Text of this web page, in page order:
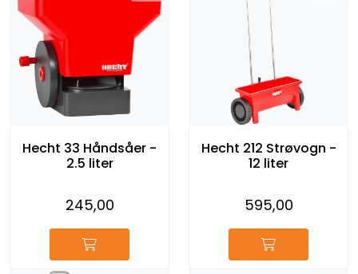
Hecht 33 Håndsåer -
2.5 liter
245,00
Hecht 212 Strøvogn -
12 liter
595,00
ATV & Plentraktorutstyr
Tilbehør
Reservedeler
Slåmaskin